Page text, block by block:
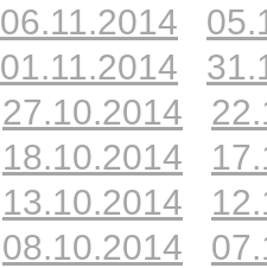
06.11.2014
01.11.2014
27.10.2014
18.10.2014
13.10.2014
08.10.2014